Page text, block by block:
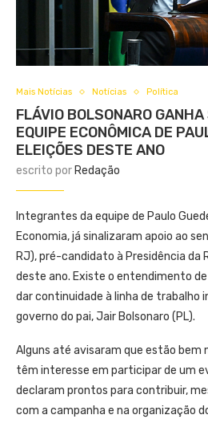
Mais Notícias Notícias Política
FLÁVIO BOLSONARO
EQUIPE ECONÔMICA DE
ELEIÇÕES DESTE ANO
escrito por Redação
Integrantes da equipe de Paulo
Economia, já sinalizaram apoio ao
RJ), pré-candidato à Presidência da
deste ano. Existe o entendimento de
dar continuidade à linha de trabalho
governo do pai, Jair Bolsonaro (PL).
Alguns até avisaram que estão bem
têm interesse em participar de um
declaram prontos para contribuir,
com a campanha e na organização